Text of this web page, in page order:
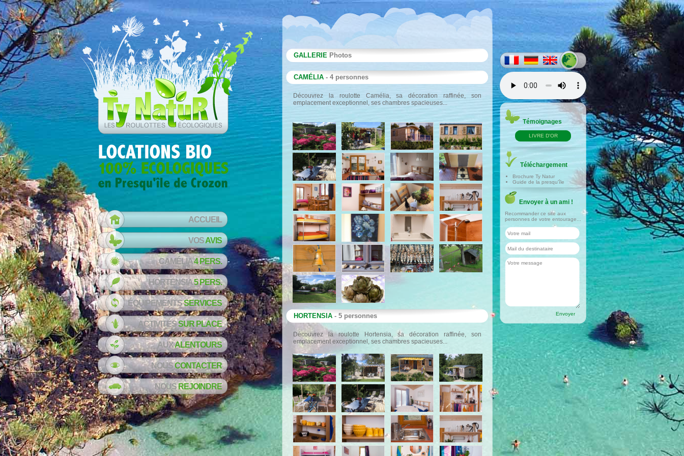
ACCUEIL
VOSAVIS
CAMÉLIA4 PERS.
HORTENSIA5 PERS.
ÉQUIPEMENTSSERVICES
ACTIVITÉSSUR PLACE
AUXALENTOURS
NOUSCONTACTER
NOUSREJOINDRE
Témoignages
LIVRE D'OR
Téléchargement
Brochure Ty Natur
Guide de la presqu'île
Envoyer à un ami !
Recommander ce site aux
personnes de votre entourage...
GALLERIE Photos
CAMÉLIA - 4 personnes
Découvrez la roulotte Camélia, sa décoration raffinée, son
emplacement exceptionnel, ses chambres spacieuses...
HORTENSIA - 5 personnes
Découvrez la roulotte Hortensia, sa décoration raffinée, son
emplacement exceptionnel, ses chambres spacieuses...